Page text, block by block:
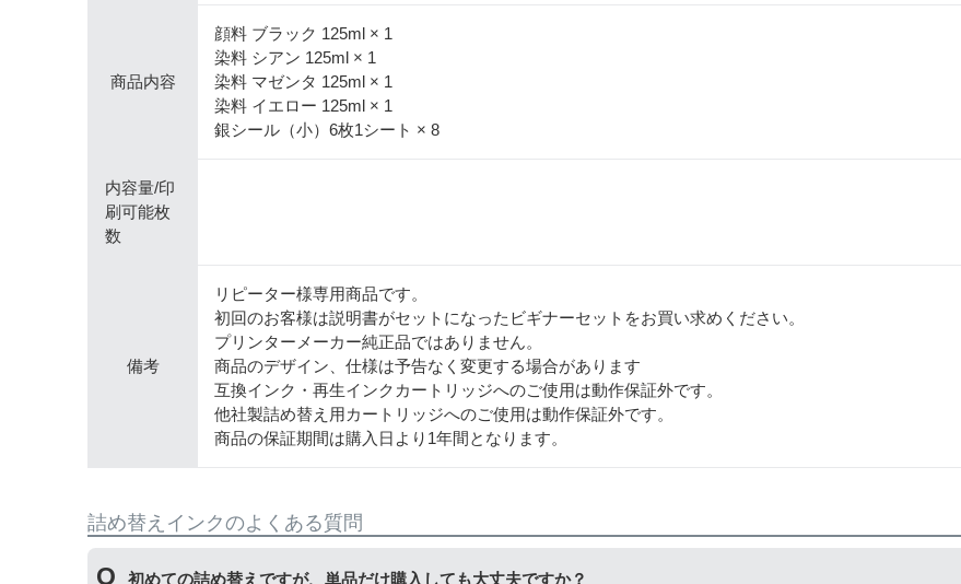
商品内容
顔料 ブラック 125ml × 1
染料 シアン 125ml × 1
染料 マゼンタ 125ml × 1
染料 イエロー 125ml × 1
銀シール（小）6枚1シート × 8
内容量/印
刷可能枚
数
備考
リピーター様専用商品です。
初回のお客様は説明書がセットになったビギナーセットをお買い求めください。
プリンターメーカー純正品ではありません。
商品のデザイン、仕様は予告なく変更する場合があります
互換インク・再生インクカートリッジへのご使用は動作保証外です。
他社製詰め替え用カートリッジへのご使用は動作保証外です。
商品の保証期間は購入日より1年間となります。
詰め替えインクのよくある質問
初めての詰め替えですが、単品だけ購入しても大丈夫ですか？